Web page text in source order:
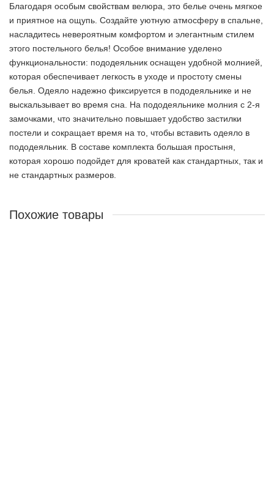
Благодаря особым свойствам велюра, это белье очень мягкое
и приятное на ощупь. Создайте уютную атмосферу в спальне,
насладитесь невероятным комфортом и элегантным стилем
этого постельного белья! Особое внимание уделено
функциональности: пододеяльник оснащен удобной молнией,
которая обеспечивает легкость в уходе и простоту смены
белья. Одеяло надежно фиксируется в пододеяльнике и не
выскальзывает во время сна. На пододеяльнике молния с 2-я
замочками, что значительно повышает удобство застилки
постели и сокращает время на то, чтобы вставить одеяло в
пододеяльник. В составе комплекта большая простыня,
которая хорошо подойдет для кроватей как стандартных, так и
не стандартных размеров.
Похожие товары